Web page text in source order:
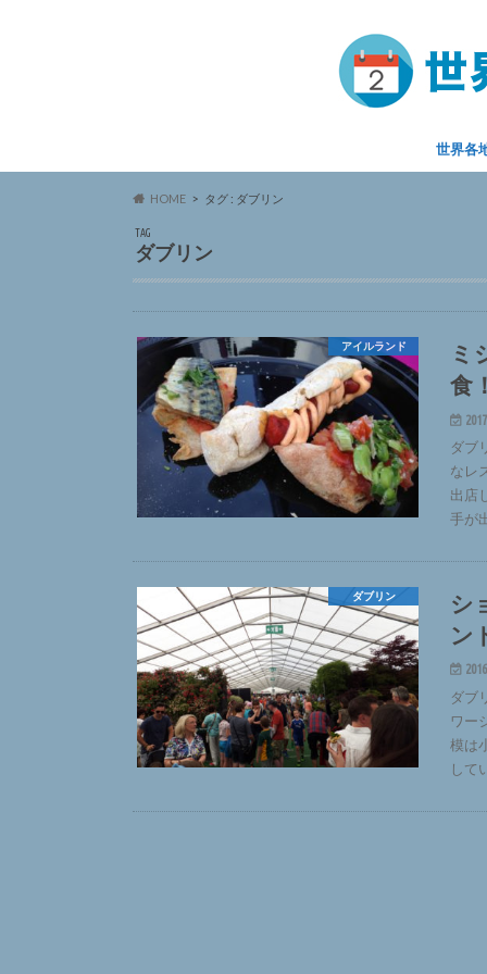
世界各
HOME タグ : ダブリン
TAG
ダブリン
アイルランド
ミ
食
ダブ
なレ
出店
手が
ダブリン
シ
ン
ダブ
ワー
模は
して